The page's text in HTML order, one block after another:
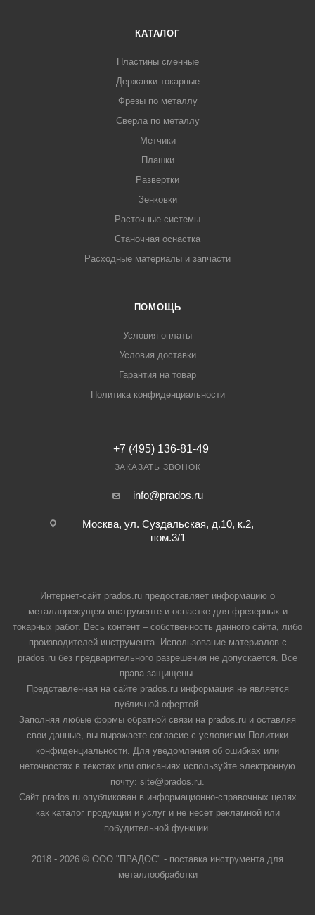
КАТАЛОГ
Пластины сменные
Державки токарные
Фрезы по металлу
Сверла по металлу
Метчики
Плашки
Развертки
Зенковки
Расточные системы
Станочная оснастка
Расходные материалы и запчасти
ПОМОЩЬ
Условия оплаты
Условия доставки
Гарантия на товар
Политика конфиденциальности
+7 (495) 136-81-49
ЗАКАЗАТЬ ЗВОНОК
info@prados.ru
Москва, ул. Суздальская, д.10, к.2,
пом.3/1
Интернет-сайт prados.ru предоставляет информацию о
металлорежущем инструменте и оснастке для фрезерных и
токарных работ. Весь контент – собственность данного сайта, либо
производителей инструмента. Использование материалов с
prados.ru без предварительного разрешения не допускается. Все
права защищены.
Представленная на сайте prados.ru информация не является
публичной офертой.
Заполняя любые формы обратной связи на prados.ru и оставляя
свои данные, вы выражаете согласие с условиями Политики
конфиденциальности. Для уведомления об ошибках или
неточностях в текстах или описаниях используйте электронную
почту: site@prados.ru.
Сайт prados.ru опубликован в информационно-справочных целях
как каталог продукции и услуг и не несет рекламной или
побудительной функции.
2018 - 2026 © ООО "ПРАДОС" - поставка инструмента для
металлообработки